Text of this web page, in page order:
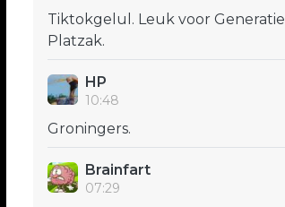
Tiktokgelul. Leuk voor Generatie
Platzak.
HP
10:48
Groningers.
Brainfart
07:29